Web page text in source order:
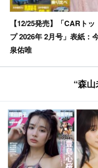
【12/25発売】「CARトッ
プ 2026年 2月号」表紙：
泉佑唯
“森